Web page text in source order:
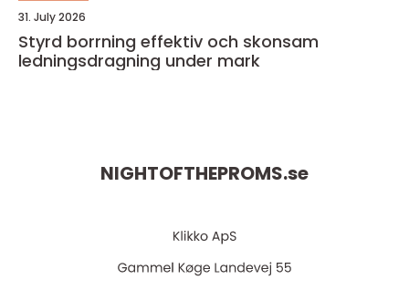
31. July 2026
Styrd borrning effektiv och skonsam
ledningsdragning under mark
NIGHTOFTHEPROMS.se